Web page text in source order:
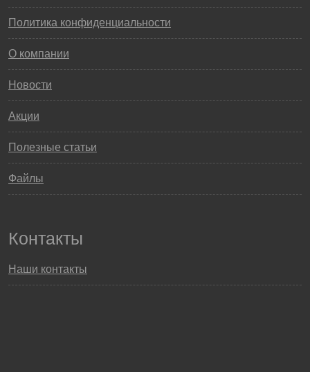
Политика конфиденциальности
О компании
Новости
Акции
Полезные статьи
Файлы
Контакты
Наши контакты